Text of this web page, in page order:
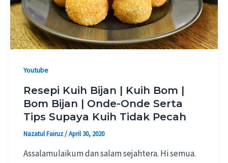
Youtube
Resepi Kuih Bijan | Kuih Bom |
Bom Bijan | Onde-Onde Serta
Tips Supaya Kuih Tidak Pecah
Nazatul Fairuz/April 30, 2020
Assalamulaikum dan salam sejahtera. Hi semua.